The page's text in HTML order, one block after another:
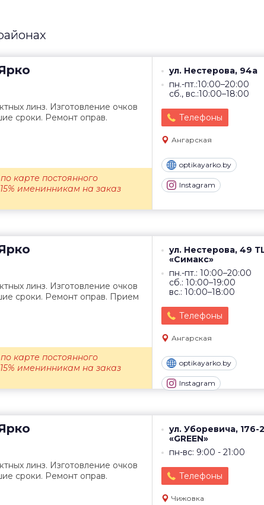
ул. Нестерова, 94а
пн.-пт.:10:00–20:00
сб., вс.:10:00–18:00
Телефоны
Ангарская
optikayarko.by
Instagram
линз. Изготовление очков
сроки. Ремонт оправ.
карте постоянного
именинникам на заказ
ул. Нестерова, 49
«Симакс»
пн.-пт.: 10:00–20:00
сб.: 10:00–19:00
вс.: 10:00–18:00
Телефоны
Ангарская
optikayarko.by
Instagram
линз. Изготовление очков
сроки. Ремонт оправ. Прием
карте постоянного
именинникам на заказ
ул. Уборевича, 176-
«GREEN»
пн-вс: 9:00 - 21:00
Телефоны
Чижовка
линз. Изготовление очков
сроки. Ремонт оправ.